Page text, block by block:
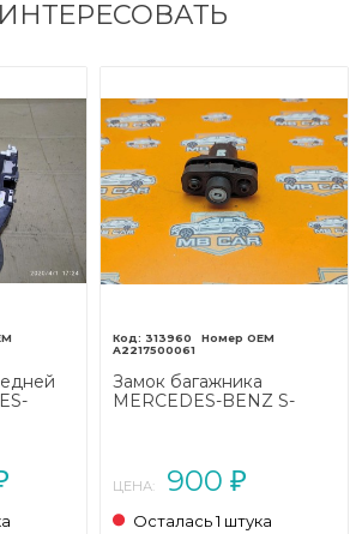
313960
A2217500061
Замок багажника
MERCEDES-BENZ S-
ЦЕНА: 900 ₽
Осталась 1 штука